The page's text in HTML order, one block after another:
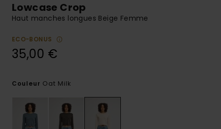
Lowcase Crop
Haut manches longues Beige Femme
ECO-BONUS
35,00 €
Couleur Oat Milk